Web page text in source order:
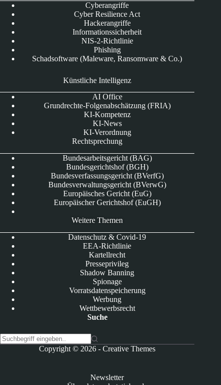
Cyberangriffe
Cyber Resilience Act
Hackerangriffe
Informationssicherheit
NIS-2-Richtlinie
Phishing
Schadsoftware (Maleware, Ransomware & Co.)
Künstliche Intelligenz
AI Office
Grundrechte-Folgenabschätzung (FRIA)
KI-Kompetenz
KI-News
KI-Verordnung
Rechtsprechung
Bundesarbeitsgericht (BAG)
Bundesgerichtshof (BGH)
Bundesverfassungsgericht (BVerfG)
Bundesverwaltungsgericht (BVerwG)
Europäisches Gericht (EuG)
Europäischer Gerichtshof (EuGH)
Weitere Themen
Datenschutz & Covid-19
EEA-Richtlinie
Kartellrecht
Presseprivileg
Shadow Banning
Spionage
Vorratsdatenspeicherung
Werbung
Wettbewerbsrecht
Suche
Copyright © 2026 -Creative Themes
Newsletter